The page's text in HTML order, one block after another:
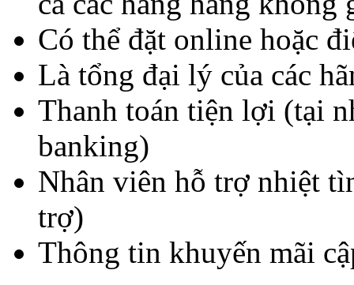
Có thể đặt online hoặc
Là tổng đại lý của các
Thanh toán tiện lợi (tại
banking)
Nhân viên hỗ trợ nhiệt
trợ)
Thông tin khuyến mãi